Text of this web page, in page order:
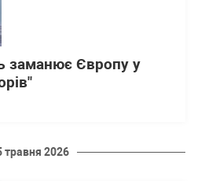
заманює Європу у
травня 2026